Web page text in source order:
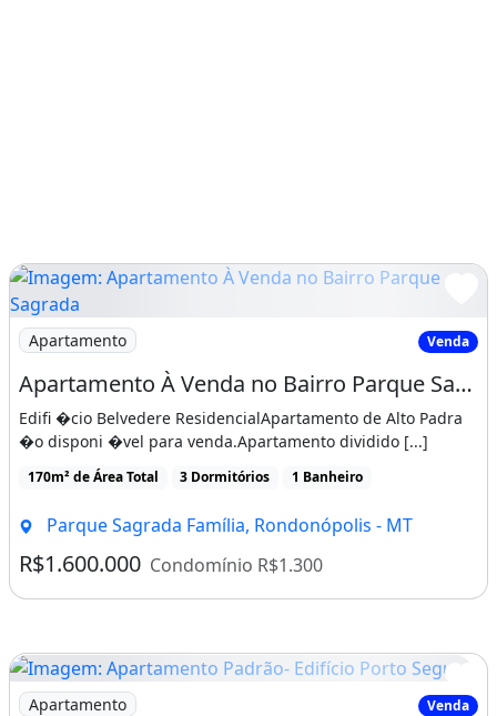
Imagem: Apartamento À Venda no Bairro Parque Sagrada
Apartamento Venda
Apartamento À Venda no Bairro Parque Sagrada Família - Rondonópolis/Mt
Edifi �cio Belvedere ResidencialApartamento de Alto Padra
�o disponi �vel para venda.Apartamento dividido [...]
170m² de Área Total 3 Dormitórios 1 Banheiro
Parque Sagrada Família, Rondonópolis - MT
R$1.600.000 Condomínio R$1.300
Imagem: Apartamento Padrão- Edifício Porto Seguro
Apartamento Venda